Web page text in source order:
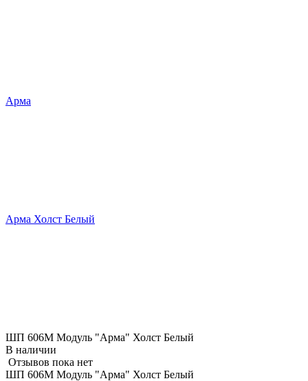
Арма
Арма Холст Белый
ШП 606М Модуль "Арма" Холст Белый
В наличии
Отзывов пока нет
ШП 606М Модуль "Арма" Холст Белый